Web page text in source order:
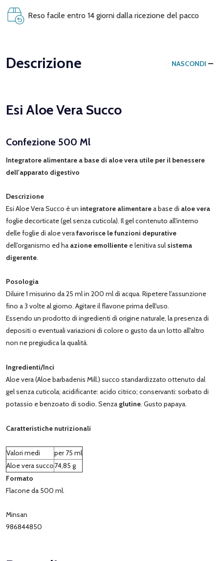
Reso facile entro 14 giorni dalla ricezione del pacco
Descrizione NASCONDI
Esi Aloe Vera Succo
Confezione 500 Ml
Integratore alimentare a base di aloe vera utile per il benessere
dell'apparato digestivo
Descrizione
Esi Aloe Vera Succo è un integratore alimentarea base di aloe vera
foglie decorticate (gel senza cuticola). Il gel contenuto all'interno
delle foglie di aloe verafavorisce le funzioni depurative
dell'organismo ed ha azione emolliente e lenitiva sul sistema
digerente.
Posologia
Diluire 1 misurino da 25 ml in 200 ml di acqua. Ripetere l'assunzione
fino a 3 volte al giorno. Agitare il flavone prima dell'uso.
Essendo un prodotto di ingredienti di origine naturale, la presenza di
depositi o eventuali variazioni di colore o gusto da un lotto all'altro
non ne pregiudica la qualità.
Ingredienti/Inci
Aloe vera (Aloe barbadenis Mill.) succo standardizzato ottenuto dal
gel senza cuticola; acidificante: acido citrico; conservanti: sorbato di
potassio e benzoato di sodio. Senza glutine. Gusto papaya.
Caratteristiche nutrizionali
Valori medi
per 75 ml
Aloe vera succo74,85 g
Formato
Flacone da 500 ml.
Minsan
986844850